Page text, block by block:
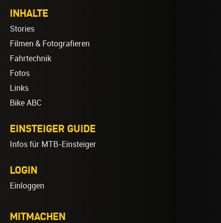
INHALTE
Stories
Filmen & Fotografieren
Fahrtechnik
Fotos
Links
Bike ABC
EINSTEIGER GUIDE
Infos für MTB-Einsteiger
LOGIN
Einloggen
MITMACHEN